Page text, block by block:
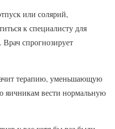
или солярий,
к специалисту для
спрогнозирует
терапию, уменьшающую
вести нормальную